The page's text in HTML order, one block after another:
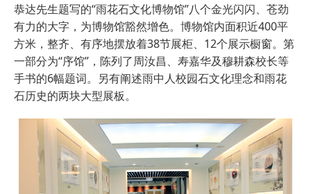
恭达先生题写的“雨花石文化博物馆”八个金光闪闪、苍劲
有力的大字，为博物馆豁然增色。博物馆内面积近400平
方米，整齐、有序地摆放着38节展柜、12个展示橱窗。第
一部分为“序馆”，陈列了周汝昌、寿嘉华及穆耕森校长等
手书的6幅题词。另有阐述雨中人校园石文化理念和雨花
石历史的两块大型展板。